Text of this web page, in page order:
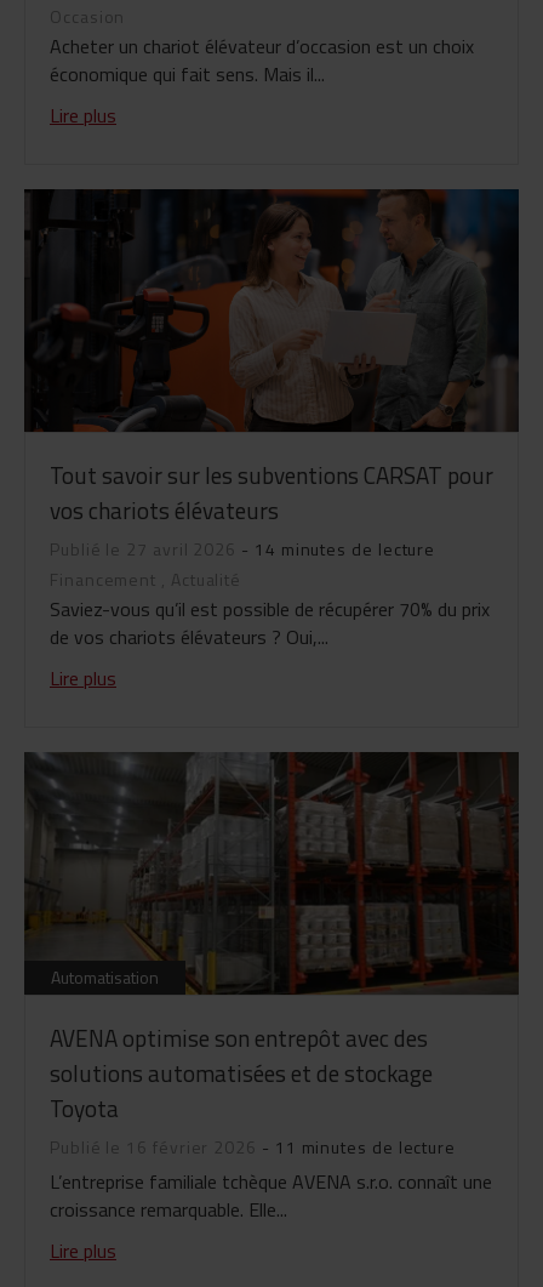
Occasion
Acheter un chariot élévateur d’occasion est un choix
économique qui fait sens. Mais il...
Lire plus
Tout savoir sur les subventions CARSAT pour
vos chariots élévateurs
Publié le 27 avril 2026 - 14 minutes de lecture
Financement , Actualité
Saviez-vous qu’il est possible de récupérer 70% du prix
de vos chariots élévateurs ? Oui,...
Lire plus
Automatisation
AVENA optimise son entrepôt avec des
solutions automatisées et de stockage
Toyota
Publié le 16 février 2026 - 11 minutes de lecture
L’entreprise familiale tchèque AVENA s.r.o. connaît une
croissance remarquable. Elle...
Lire plus